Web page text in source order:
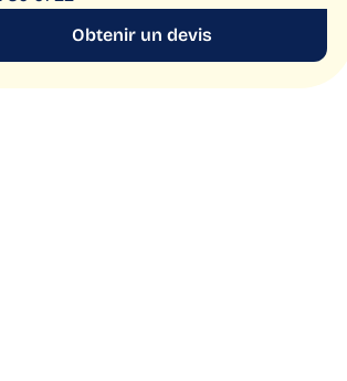
Obtenir un devis